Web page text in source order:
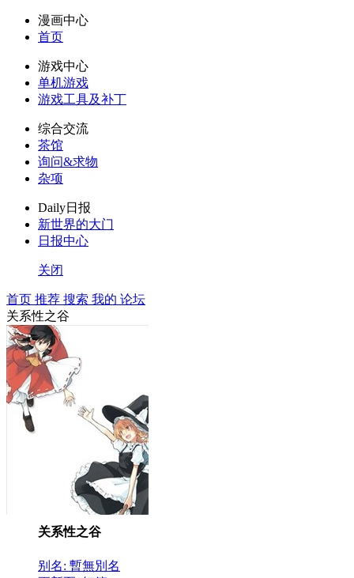
漫画中心
首页
游戏中心
单机游戏
游戏工具及补丁
综合交流
茶馆
询问&求物
杂项
Daily日报
新世界的大门
日报中心
关闭
首页 推荐 搜索 我的 论坛
关系性之谷
关系性之谷
别名: 暫無別名